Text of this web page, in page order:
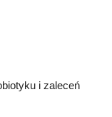
i zaleceń